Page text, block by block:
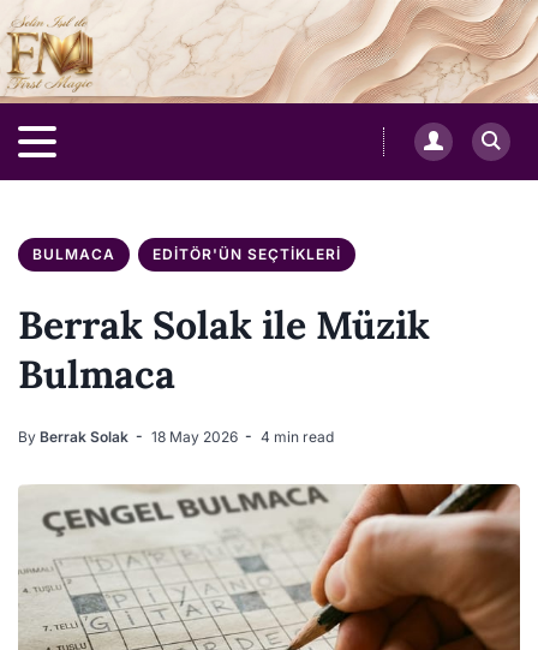
BULMACA EDITÖR'ÜN SEÇTIKLERI
Berrak Solak ile Müzik
Bulmaca
By Berrak Solak 18 May 2026 4 min read